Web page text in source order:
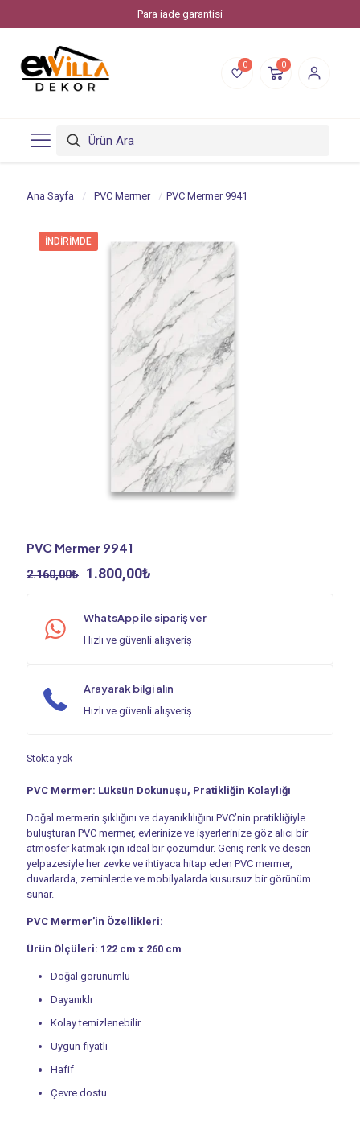
Para iade garantisi
0 0
Ana Sayfa / PVC Mermer / PVC Mermer 9941
İNDIRIMDE
PVC Mermer 9941
2.160,00₺ Orijinal
1.800,00₺
1.800,00₺.
WhatsApp ile sipariş ver
Hızlı ve güvenli alışveriş
Arayarak bilgi alın
Hızlı ve güvenli alışveriş
Stokta yok
PVC Mermer: Lüksün Dokunuşu, Pratikliğin Kolaylığı
Doğal mermerin şıklığını ve dayanıklılığını PVC’nin pratikliğiyle
buluşturan PVC mermer, evlerinize ve işyerlerinize göz alıcı bir
atmosfer katmak için ideal bir çözümdür. Geniş renk ve desen
yelpazesiyle her zevke ve ihtiyaca hitap eden PVC mermer,
duvarlarda, zeminlerde ve mobilyalarda kusursuz bir görünüm
sunar.
PVC Mermer’in Özellikleri:
Ürün Ölçüleri: 122 cm x 260 cm
Doğal görünümlü
Dayanıklı
Kolay temizlenebilir
Uygun fiyatlı
Hafif
Çevre dostu